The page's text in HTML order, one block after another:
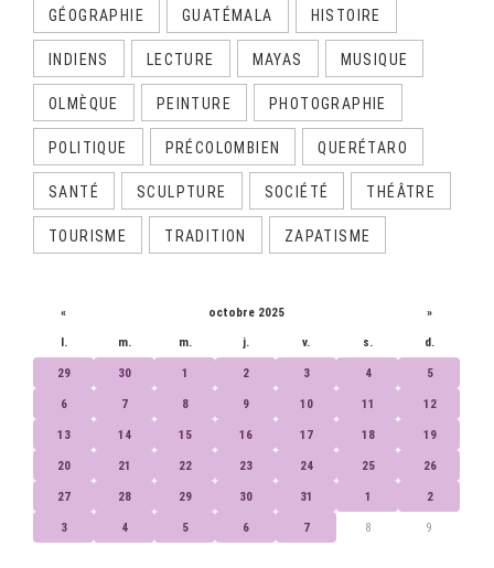
GÉOGRAPHIE GUATÉMALA HISTOIRE
INDIENS LECTURE MAYAS MUSIQUE
OLMÈQUE PEINTURE PHOTOGRAPHIE
POLITIQUE PRÉCOLOMBIEN QUERÉTARO
SANTÉ SCULPTURE SOCIÉTÉ THÉÂTRE
TOURISME TRADITION ZAPATISME
« octobre 2025 »
l. m. m. j. v. s. d.
29 30 1 2 3 4 5
6 7 8 9 10 11 12
13 14 15 16 17 18 19
20 21 22 23 24 25 26
27 28 29 30 31 1 2
3 4 5 6 7 8 9